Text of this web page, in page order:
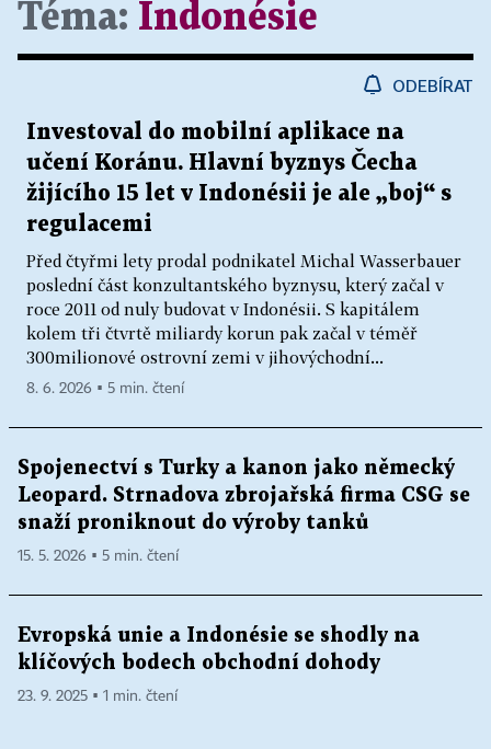
Téma: Indonésie
ODEBÍRAT
Investoval do mobilní aplikace na
učení Koránu. Hlavní byznys Čecha
žijícího 15 let v Indonésii je ale „boj“ s
regulacemi
Před čtyřmi lety prodal podnikatel Michal Wasserbauer
poslední část konzultantského byznysu, který začal v
roce 2011 od nuly budovat v Indonésii. S kapitálem
kolem tři čtvrtě miliardy korun pak začal v téměř
300milionové ostrovní zemi v jihovýchodní...
8. 6. 2026 ▪ 5 min. čtení
Spojenectví s Turky a kanon jako německý
Leopard. Strnadova zbrojařská firma CSG se
snaží proniknout do výroby tanků
15. 5. 2026 ▪ 5 min. čtení
Evropská unie a Indonésie se shodly na
klíčových bodech obchodní dohody
23. 9. 2025 ▪ 1 min. čtení